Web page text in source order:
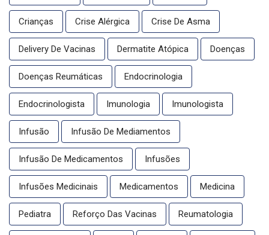
Crianças Crise Alérgica Crise De Asma
Delivery De Vacinas Dermatite Atópica Doenças
Doenças Reumáticas Endocrinologia
Endocrinologista Imunologia Imunologista
Infusão Infusão De Mediamentos
Infusão De Medicamentos Infusões
Infusões Medicinais Medicamentos Medicina
Pediatra Reforço Das Vacinas Reumatologia